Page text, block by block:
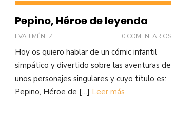
Pepino, Héroe de leyenda
EVA JIMÉNEZ 0 COMENTARIOS
Hoy os quiero hablar de un cómic infantil
simpático y divertido sobre las aventuras de
unos personajes singulares y cuyo título es:
Pepino, Héroe de […] Leer más